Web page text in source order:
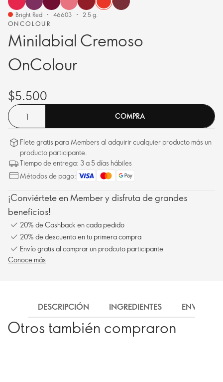
ONCOLOUR
Minilabial Cremoso
OnColour
Bright Red 46603 2.5 g.
$5.500
COMPRA
Flete gratis para Members al adquirir cualquier producto más un
producto participante.
Tiempo de entrega: 3 a 5 días hábiles
Métodos de pago:
¡Conviértete en Member y disfruta de grandes
beneficios!
20% de Cashback en cada pedido
20% de descuento en tu primera compra
Envío gratis al comprar un prodcuto participante
Conoce más
DESCRIPCIÓN INGREDIENTES ENVÍO
Otros también compraron